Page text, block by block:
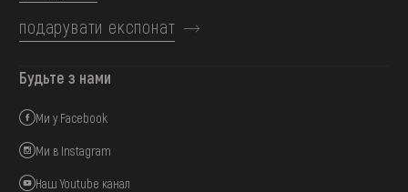
подарувати експонат
Будьте з нами
Ми у Facebook
Ми в Instagram
Наш Youtube канал